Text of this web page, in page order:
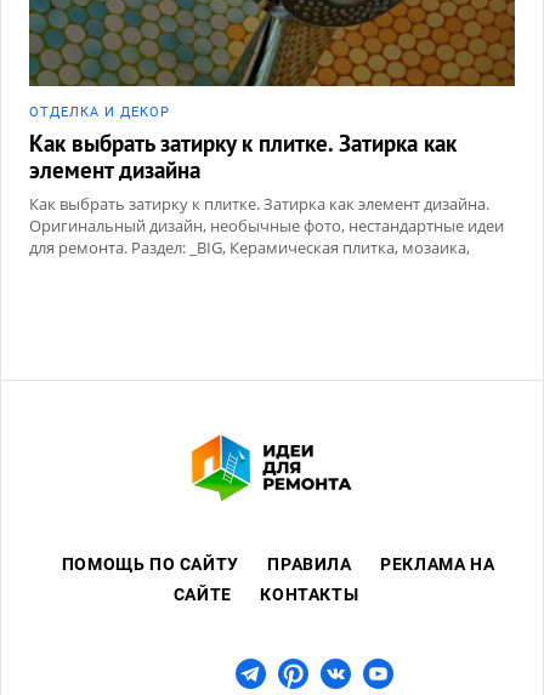
ОТДЕЛКА И ДЕКОР
Как выбрать затирку к плитке. Затирка как
элемент дизайна
Как выбрать затирку к плитке. Затирка как элемент дизайна.
Оригинальный дизайн, необычные фото, нестандартные идеи
для ремонта. Раздел: _BIG, Керамическая плитка, мозаика,
ПОМОЩЬ ПО САЙТУ ПРАВИЛА
РЕКЛАМА НА
САЙТЕ
КОНТАКТЫ